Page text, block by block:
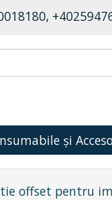
și
offset pentru